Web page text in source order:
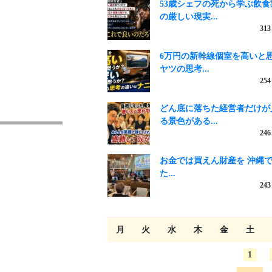
53歳シェフの死から学ぶ飲食
の厳しい現実...
6万円の新幹線個室を高いと
ヤツの思考...
どん底に落ちた経営者だけが
る景色がある...
お金では買えん財産を 沖縄
た...
月 火 水 木 金 土
1